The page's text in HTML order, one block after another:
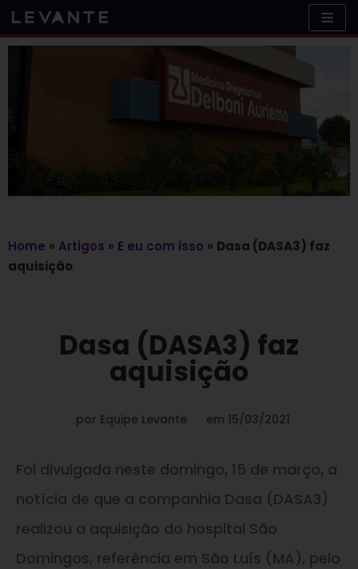
Skip
to
Home » Artigos » E eu com isso » Dasa (DASA3) faz
aquisição
Dasa (DASA3) faz
aquisição
por Equipe Levante em 15/03/2021
Foi divulgada neste domingo, 15 de março, a
notícia de que a companhia Dasa (DASA3)
realizou a aquisição do hospital São
Domingos, referência em São Luís (MA), pelo